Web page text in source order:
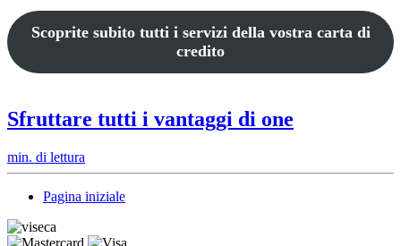
Scoprite subito tutti i servizi della vostra carta di
credito
Sfruttare tutti i vantaggi di one
min. di lettura
Pagina iniziale